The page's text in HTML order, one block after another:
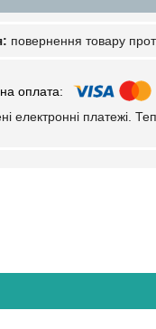
повернення товару
електронні платежі.